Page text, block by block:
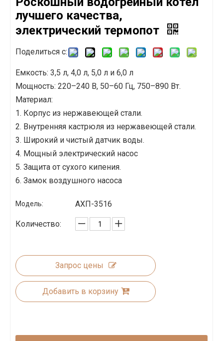
лучшего качества,
электрический термопот
Поделиться с:
Емкость: 3,5 л, 4,0 л, 5,0 л и 6,0 л
Мощность: 220–240 В, 50–60 Гц, 750–890 Вт.
Материал:
1. Корпус из нержавеющей стали.
2. Внутренняя кастрюля из нержавеющей стали.
3. Широкий и чистый датчик воды.
4. Мощный электрический насос
5. Защита от сухого кипения.
6. Замок воздушного насоса
Модель: АХП-3516
Количество:
Запрос цены
Добавить в корзину